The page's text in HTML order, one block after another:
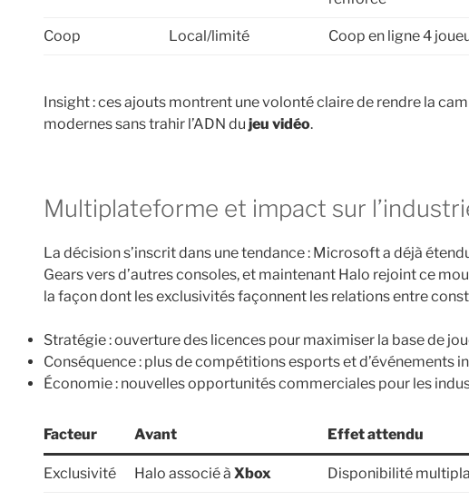
Coop Local/limité Coop en ligne 4
Insight : ces ajouts montrent une volonté claire de rendre la
modernes sans trahir l’ADN du jeu vidéo.
Multiplateforme et impact sur
La décision s’inscrit dans une tendance : Microsoft a déjà
Gears vers d’autres consoles, et maintenant Halo rejoint ce
la façon dont les exclusivités façonnent les relations entre
Stratégie : ouverture des licences pour maximiser la base de
Conséquence : plus de compétitions esports et d’événements
Économie : nouvelles opportunités commerciales pour les
Facteur Avant Effet attendu
Exclusivité Halo associé à Xbox Disponibilité